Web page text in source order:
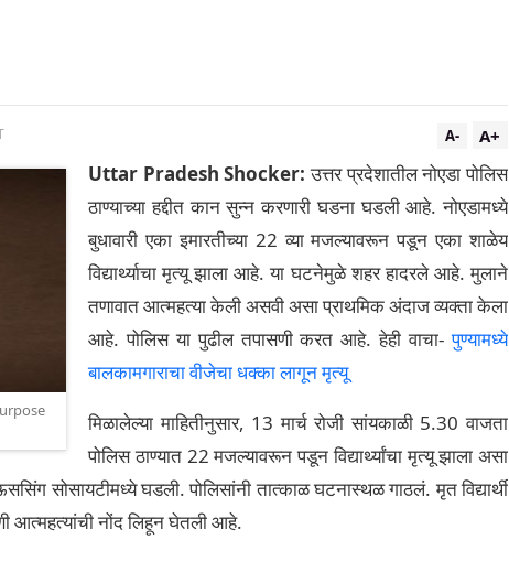
A+
A-
Uttar Pradesh Shocker:उत्तर प्रदेशातील नोएडा पोलिस
ठाण्याच्या हद्दीत कान सुन्न करणारी घडना घडली आहे. नोएडामध्ये
बुधावारी एका इमारतीच्या 22 व्या मजल्यावरून पडून एका शाळेय
विद्यार्थ्याचा मृत्यू झाला आहे. या घटनेमुळे शहर हादरले आहे. मुलाने
तणावात आत्महत्या केली असवी असा प्राथमिक अंदाज व्यक्ता केला
आहे. पोलिस या पुढील तपासणी करत आहे. हेही वाचा-पुण्यामध्ये
बालकामगाराचा वीजेचा धक्का लागून मृत्यू
मिळालेल्या माहितीनुसार, 13 मार्च रोजी सांयकाळी 5.30 वाजता
पोलिस ठाण्यात 22 मजल्यावरून पडून विद्यार्थ्यांचा मृत्यू झाला असा
सोसायटीमध्ये घडली. पोलिसांनी तात्काळ घटनास्थळ गाठलं. मृत विद्यार्थी
आत्महत्यांची नोंद लिहून घेतली आहे.